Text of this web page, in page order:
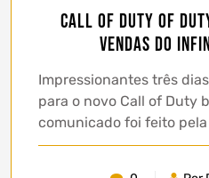
Call of Duty of
vendas do
Impressionantes três
para o novo Call of Duty
comunicado foi feito